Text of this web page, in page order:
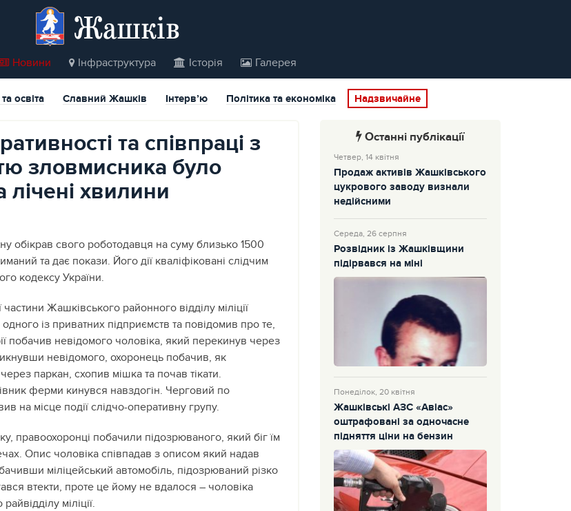
Жашків
Новини Інфраструктура Історія Галерея
освіта Славний Жашків Інтерв’ю Політика та економіка Надзвичайне
та співпраці з
зловмисника було
лічені хвилини
обікрав свого роботодавця на суму близько 1500
та дає покази. Його дії кваліфіковані слідчим
кодексу України.
Жашківського районного відділу міліції
із приватних підприємств та повідомив про те,
побачив невідомого чоловіка, який перекинув через
невідомого, охоронець побачив, як
паркан, схопив мішка та почав тікати.
ферми кинувся навздогін. Черговий по
на місце події слідчо-оперативну групу.
правоохоронці побачили підозрюваного, який біг їм
Опис чоловіка співпадав з описом який надав
міліцейський автомобіль, підозрюваний різко
втекти, проте це йому не вдалося – чоловіка
міліції.
Останні публікації
Четвер, 14 квітня
Продаж активів Жашківського
цукрового заводу визнали
недійсними
Середа, 26 серпня
Розвідник із Жашківщини
підірвався на міні
Понеділок, 20 квітня
Жашківські АЗС «Авіас»
оштрафовані за одночасне
підняття ціни на бензин